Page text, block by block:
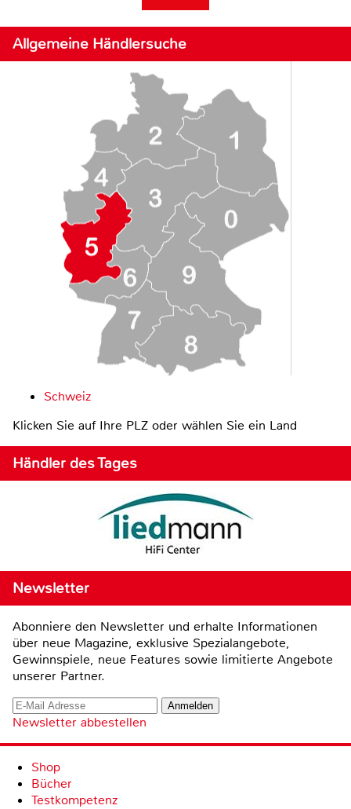
Allgemeine Händlersuche
Schweiz
Klicken Sie auf Ihre PLZ oder wählen Sie ein Land
Händler des Tages
Newsletter
Abonniere den Newsletter und erhalte Informationen
über neue Magazine, exklusive Spezialangebote,
Gewinnspiele, neue Features sowie limitierte Angebote
unserer Partner.
Newsletter abbestellen
Shop
Bücher
Testkompetenz